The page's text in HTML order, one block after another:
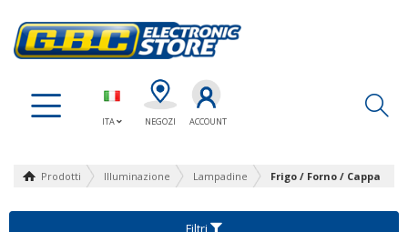
ITA NEGOZI ACCOUNT
Prodotti Illuminazione Lampadine Frigo / Forno / Cappa
Filtri